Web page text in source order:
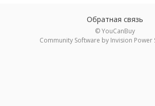
Обратная связь
© YouCanBuy
Community Software by Invision Power